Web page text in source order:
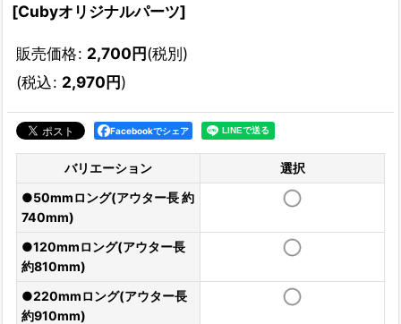
[Cubyオリジナルパーツ]
販売価格: 2,700円(税別)
(税込: 2,970円)
Facebookでシェア
バリエーション
選択
●50mmロング(アウター長 約
740mm)
●120mmロング(アウター長
約810mm)
●220mmロング(アウター長
約910mm)